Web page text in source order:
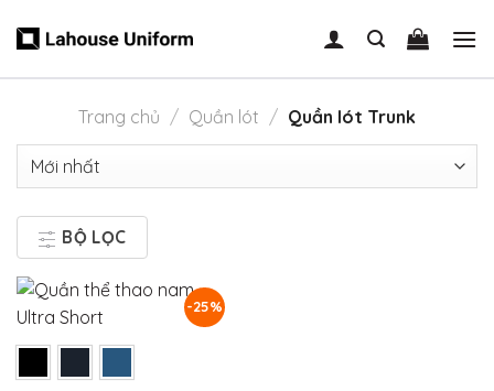
Trang chủ / Quần lót / Quần lót Trunk
BỘ LỌC
-25%